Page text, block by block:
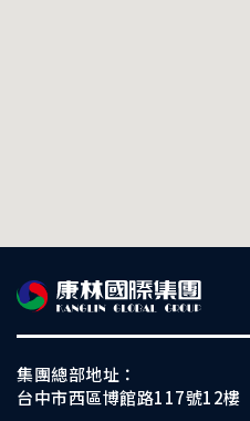
集團總部地址：
台中市西區博館路117號12樓